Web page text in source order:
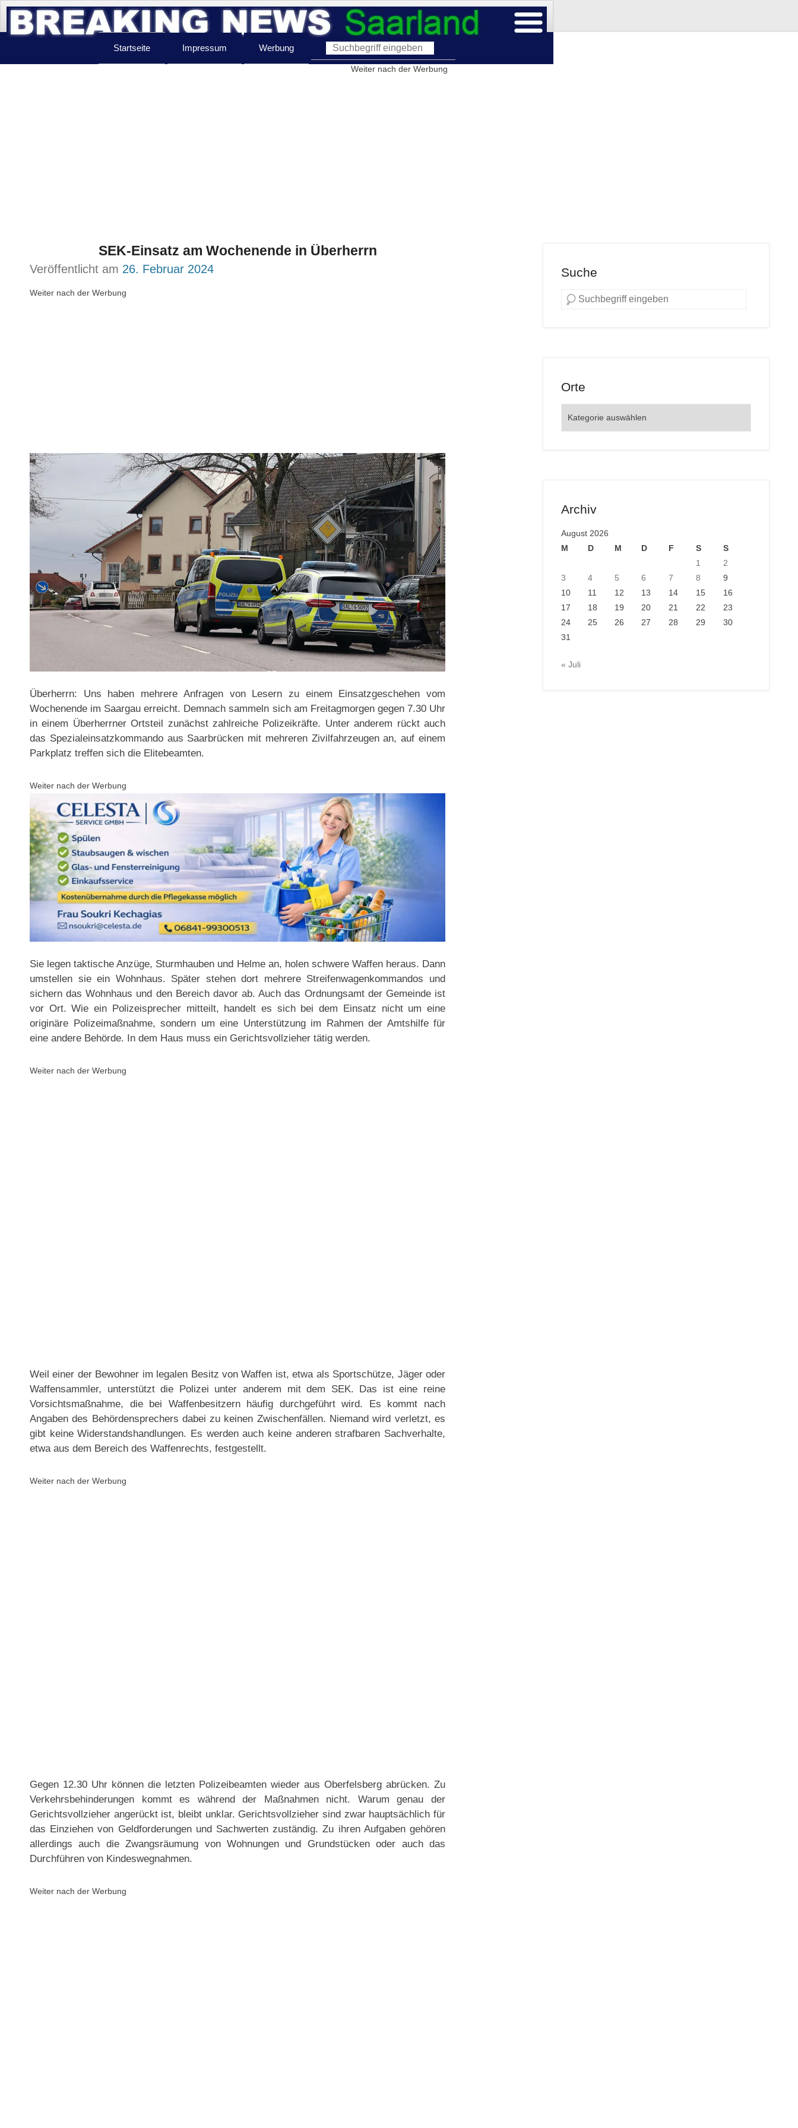
Startseite Impressum Werbung
Weiter nach der Werbung
SEK-Einsatz am Wochenende in Überherrn
Veröffentlicht am 26. Februar 2024
Weiter nach der Werbung
Überherrn: Uns haben mehrere Anfragen von Lesern zu einem Einsatzgeschehen vom
Wochenende im Saargau erreicht. Demnach sammeln sich am Freitagmorgen gegen 7.30 Uhr
in einem Überherrner Ortsteil zunächst zahlreiche Polizeikräfte. Unter anderem rückt auch
das Spezialeinsatzkommando aus Saarbrücken mit mehreren Zivilfahrzeugen an, auf einem
Parkplatz treffen sich die Elitebeamten.
Weiter nach der Werbung
Sie legen taktische Anzüge, Sturmhauben und Helme an, holen schwere Waffen heraus. Dann
umstellen sie ein Wohnhaus. Später stehen dort mehrere Streifenwagenkommandos und
sichern das Wohnhaus und den Bereich davor ab. Auch das Ordnungsamt der Gemeinde ist
vor Ort. Wie ein Polizeisprecher mitteilt, handelt es sich bei dem Einsatz nicht um eine
originäre Polizeimaßnahme, sondern um eine Unterstützung im Rahmen der Amtshilfe für
eine andere Behörde. In dem Haus muss ein Gerichtsvollzieher tätig werden.
Weiter nach der Werbung
Weil einer der Bewohner im legalen Besitz von Waffen ist, etwa als Sportschütze, Jäger oder
Waffensammler, unterstützt die Polizei unter anderem mit dem SEK. Das ist eine reine
Vorsichtsmaßnahme, die bei Waffenbesitzern häufig durchgeführt wird. Es kommt nach
Angaben des Behördensprechers dabei zu keinen Zwischenfällen. Niemand wird verletzt, es
gibt keine Widerstandshandlungen. Es werden auch keine anderen strafbaren Sachverhalte,
etwa aus dem Bereich des Waffenrechts, festgestellt.
Weiter nach der Werbung
Gegen 12.30 Uhr können die letzten Polizeibeamten wieder aus Oberfelsberg abrücken. Zu
Verkehrsbehinderungen kommt es während der Maßnahmen nicht. Warum genau der
Gerichtsvollzieher angerückt ist, bleibt unklar. Gerichtsvollzieher sind zwar hauptsächlich für
das Einziehen von Geldforderungen und Sachwerten zuständig. Zu ihren Aufgaben gehören
allerdings auch die Zwangsräumung von Wohnungen und Grundstücken oder auch das
Durchführen von Kindeswegnahmen.
Weiter nach der Werbung
Suche
Orte
Archiv
August 2026
M
D M D F S
S
1
2
3
4 5 6 7 8
9
10
11 12 13 14 15
16
17
18 19 20 21 22
23
24
25 26 27 28 29
30
31
« Juli